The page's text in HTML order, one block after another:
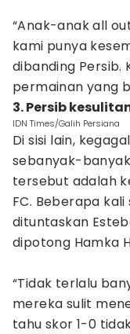
“Anak-anak all
kami punya
dibanding Persib.
permainan yang
3. Persib
IDN Times/Galih Persiana
Di sisi lain,
sebanyak-
tersebut adalah
FC. Beberapa
dituntaskan
dipotong Hamka
“Tidak terlalu
mereka sulit
tahu skor 1-0